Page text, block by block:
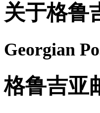
关于格鲁
Georgian
格鲁吉亚